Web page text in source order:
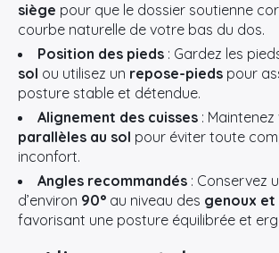
siège pour que le dossier soutienne
courbe naturelle de votre bas du dos.
Position des pieds : Gardez les
sol ou utilisez un repose-pieds pour
posture stable et détendue.
Alignement des cuisses :
parallèles au sol pour éviter toute
inconfort.
Angles recommandés : Conservez
d’environ 90° au niveau des genoux et
favorisant une posture équilibrée et